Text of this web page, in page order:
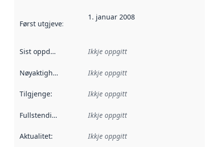
Først utgjeve: Denne datoen seier når dataa i dette
1. januar 2008
Sist oppdatert Ikkje oppgitt
Nøyaktigheit Ikkje oppgitt
Tilgjenge: Ikkje oppgitt
Fullstendigheit Ikkje oppgitt
Aktualitet: Ikkje oppgitt